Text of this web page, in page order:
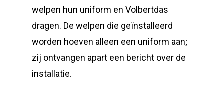
welpen hun uniform en Volbertdas
dragen. De welpen die geïnstalleerd
worden hoeven alleen een uniform aan;
zij ontvangen apart een bericht over de
installatie.